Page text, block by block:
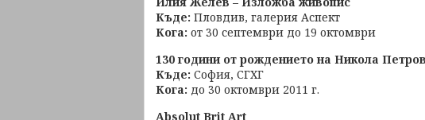
Къде: Пловдив, галерия Аспект
Кога: от 30 септември до 19 октомври
130 години от рождението на Никола Петров
Къде: София, СГХГ
Кога: до 30 октомври 2011 г.
Absolut Brit Art